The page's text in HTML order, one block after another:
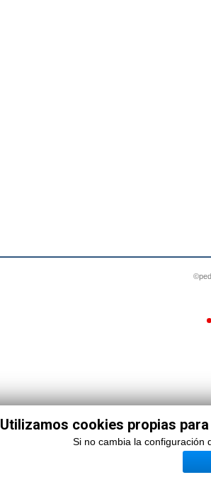
Utilizamos cookies propias
Si no cambia la configuración